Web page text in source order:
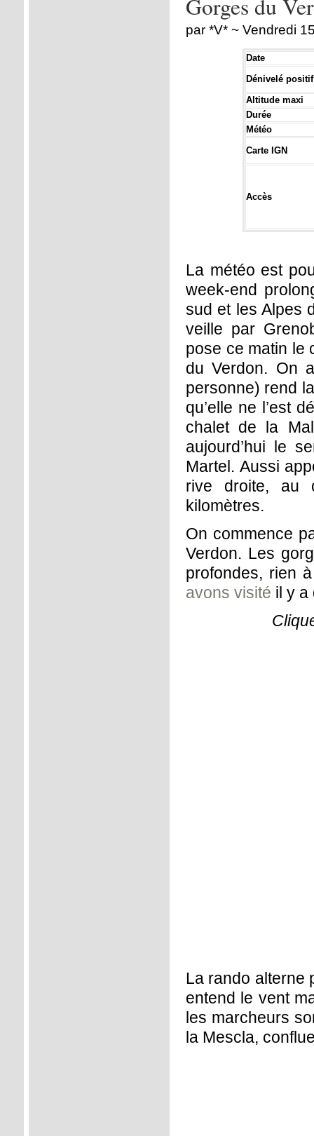
Gorges du
par *V* ~ Vendredi
Date
Dénivelé positif
Altitude maxi
Durée
Météo
Carte IGN
Accès
La météo est
week-end
sud et les Alpes
veille par
pose ce matin le
du Verdon. On
personne) rend
qu’elle ne l’est
chalet de la
aujourd’hui le
Martel. Aussi
rive droite, au
kilomètres.
On commence
Verdon. Les
profondes, rien
avons visité il y a
La rando alterne
entend le vent
les marcheurs
la Mescla,